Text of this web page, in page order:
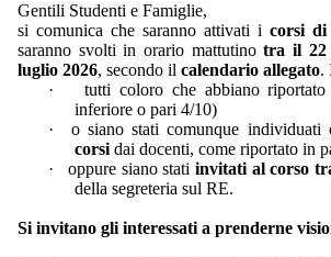
Gentili Studenti e Famiglie,
si comunica chesaranno attivati icorsi di
saranno svolti in orario mattutinotra il 22
luglio 2026, secondo il calendario allegato.
·
tutti coloro che abbiano
inferiore o pari 4/10)
·
o siano stati comunque
corsidai docenti, come riportato in
·
oppure siano stati invitati al corso
della segreteria sul RE.
Si invitano gli interessati a prenderne